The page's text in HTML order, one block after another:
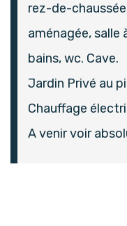
rez-de-
aménagée, salle
bains, wc. Cave.
Jardin Privé au
Chauffage
A venir voir